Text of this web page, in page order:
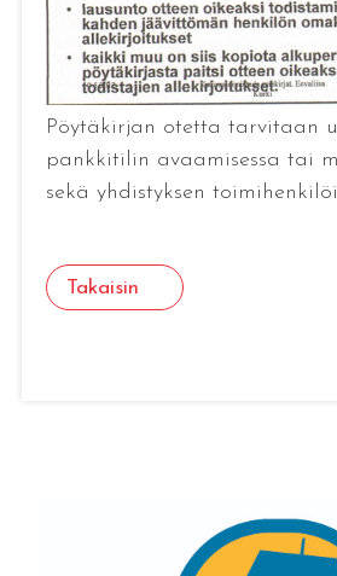
Pöytäkirjan otetta tarvitaan
pankkitilin avaamisessa tai
sekä yhdistyksen
Takaisin